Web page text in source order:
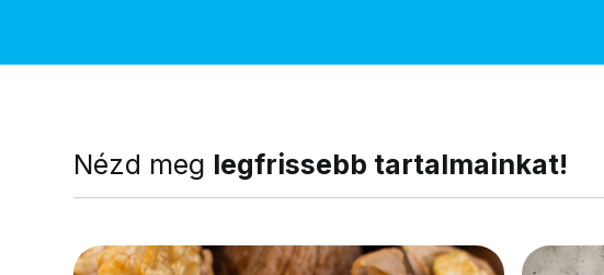
Nézd meg legfrissebb tartalmainkat!